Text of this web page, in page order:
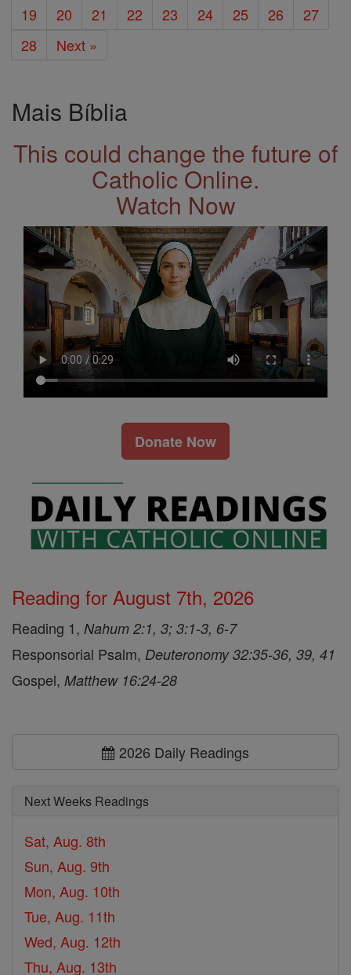
19
20 21 22 23 24 25 26
27
28
Next »
Mais Bíblia
This could change the future of
Catholic Online.
Watch Now
Donate Now
Reading for August 7th, 2026
Reading 1, Nahum 2:1, 3; 3:1-3, 6-7
Responsorial Psalm, Deuteronomy 32:35-36, 39, 41
Gospel, Matthew 16:24-28
2026 Daily Readings
Next Weeks Readings
Sat, Aug. 8th
Sun, Aug. 9th
Mon, Aug. 10th
Tue, Aug. 11th
Wed, Aug. 12th
Thu, Aug. 13th